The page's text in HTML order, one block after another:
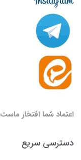
اعتماد شما افتخار ماست
دسترسی سریع